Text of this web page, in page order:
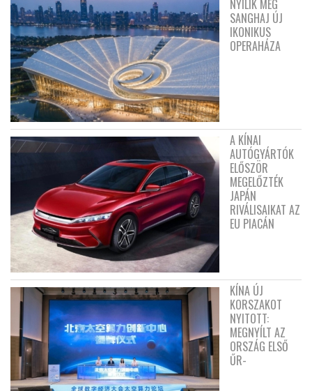
NYÍLIK MEG
SANGHAJ ÚJ
IKONIKUS
OPERAHÁZA
A KÍNAI
AUTÓGYÁRTÓK
ELŐSZÖR
MEGELŐZTÉK
JAPÁN
RIVÁLISAIKAT AZ
EU PIACÁN
KÍNA ÚJ
KORSZAKOT
NYITOTT:
MEGNYÍLT AZ
ORSZÁG ELSŐ
ŰR-